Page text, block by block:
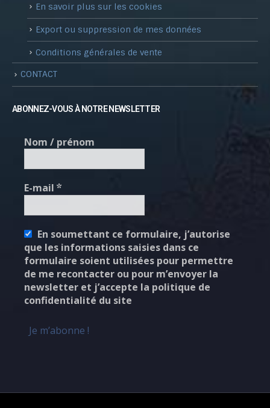
En savoir plus sur les cookies
Export ou suppression de mes données
Conditions générales de vente
CONTACT
ABONNEZ-VOUS À NOTRE NEWSLETTER
Nom / prénom
E-mail *
En soumettant ce formulaire, j’autorise
que les informations saisies dans ce
formulaire soient utilisées pour permettre
de me recontacter ou pour m’envoyer la
newsletter et j’accepte la politique de
confidentialité du site